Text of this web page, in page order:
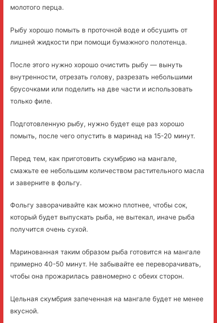
молотого перца.
Рыбу хорошо помыть в проточной воде и обсушить от
лишней жидкости при помощи бумажного полотенца.
После этого нужно хорошо очистить рыбу — вынуть
внутренности, отрезать голову, разрезать небольшими
брусочками или поделить на две части и использовать
только филе.
Подготовленную рыбу, нужно будет еще раз хорошо
помыть, после чего опустить в маринад на 15-20 минут.
Перед тем, как приготовить скумбрию на мангале,
смажьте ее небольшим количеством растительного масла
и заверните в фольгу.
Фольгу заворачивайте как можно плотнее, чтобы сок,
который будет выпускать рыба, не вытекал, иначе рыба
получится очень сухой.
Маринованная таким образом рыба готовится на мангале
примерно 40-50 минут. Не забывайте ее переворачивать,
чтобы она прожарилась равномерно с обеих сторон.
Цельная скумбрия запеченная на мангале будет не менее
вкусной.